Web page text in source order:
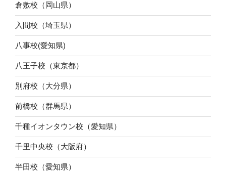
倉敷校（岡山県）
入間校（埼玉県）
八事校(愛知県)
八王子校（東京都）
別府校（大分県）
前橋校（群馬県）
千種イオンタウン校（愛知県）
千里中央校（大阪府）
半田校（愛知県）